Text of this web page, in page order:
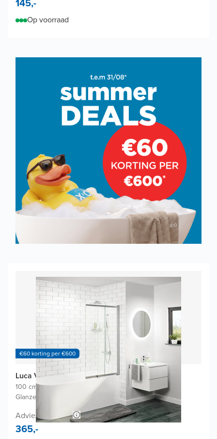
Op voorraad
€60 korting per €600
Luca Varess Vetras badwand
100 cm breed Draaibaar en uitschuifbaar|
Glanzend chroom profiel
Adviesprijs 700,-
365,-